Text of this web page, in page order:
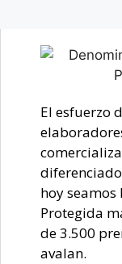
El esfuerzo
hoy
Protegida
de 3.500
avalan.